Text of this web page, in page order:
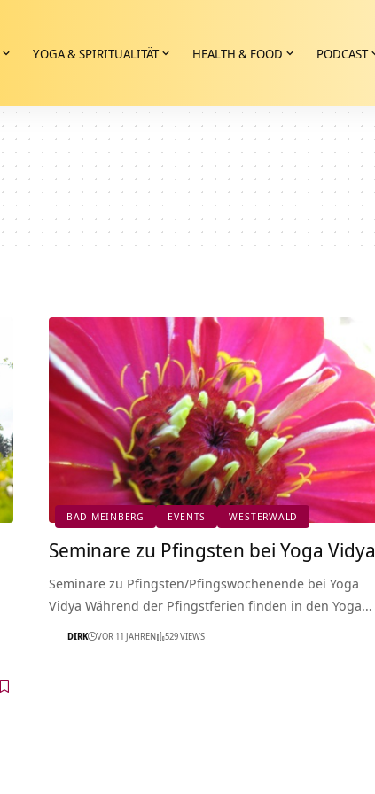
YOGA & SPIRITUALITÄT HEALTH & FOOD PODCAST
BAD MEINBERG EVENTS WESTERWALD
Seminare zu Pfingsten bei Yoga Vidya
Seminare zu Pfingsten/Pfingswochenende bei Yoga
Vidya Während der Pfingstferien finden in den Yoga…
DIRK VOR 11 JAHREN 529 VIEWS